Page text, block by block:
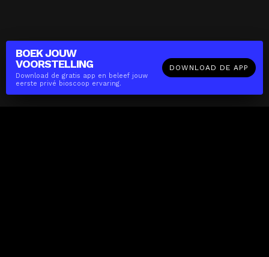
BOEK JOUW
VOORSTELLING
Download de gratis app en beleef jouw
eerste privé bioscoop ervaring.
DOWNLOAD DE APP